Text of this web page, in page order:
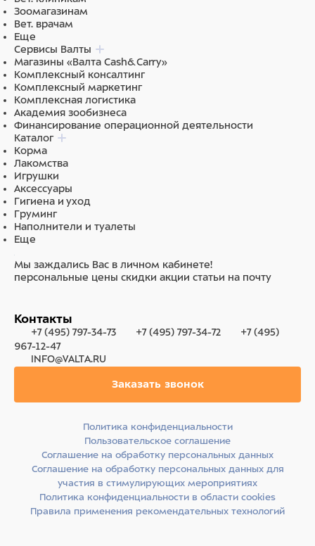
Зоомагазинам
Вет. врачам
Еще
Сервисы Валты
Магазины «Валта Cash&Carry»
Комплексный консалтинг
Комплексный маркетинг
Комплексная логистика
Академия зообизнеса
Финансирование операционной деятельности
Каталог
Корма
Лакомства
Игрушки
Аксессуары
Гигиена и уход
Груминг
Наполнители и туалеты
Еще
Мы заждались Вас в личном кабинете!
персональные цены скидки акции статьи на почту
Контакты
+7 (495) 797-34-73 +7 (495) 797-34-72
+7 (495)
967-12-47
INFO@VALTA.RU
Заказать звонок
Политика конфиденциальности
Пользовательское соглашение
Соглашение на обработку персональных данных
Соглашение на обработку персональных данных для
участия в стимулирующих мероприятиях
Политика конфиденциальности в области cookies
Правила применения рекомендательных технологий